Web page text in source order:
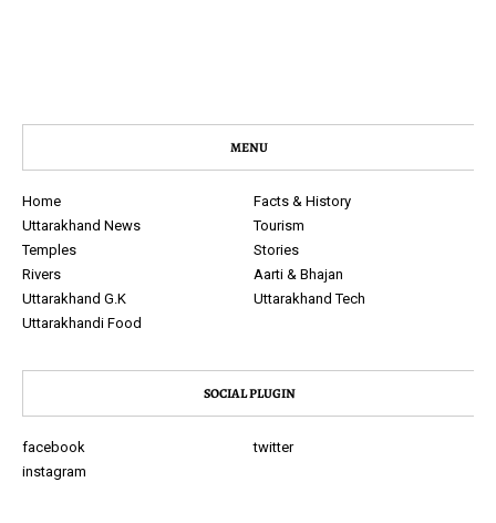
MENU
Home
Facts & History
Uttarakhand News
Tourism
Temples
Stories
Rivers
Aarti & Bhajan
Uttarakhand G.K
Uttarakhand Tech
Uttarakhandi Food
SOCIAL PLUGIN
facebook
twitter
instagram